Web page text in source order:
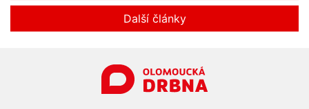
Další články